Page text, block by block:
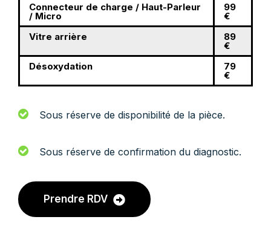
Connecteur de charge / Haut-Parleur
/ Micro
99
€
Vitre arrière
89
€
Désoxydation
79
€
Sous réserve de disponibilité de la pièce.
Sous réserve de confirmation du diagnostic.
Prendre RDV